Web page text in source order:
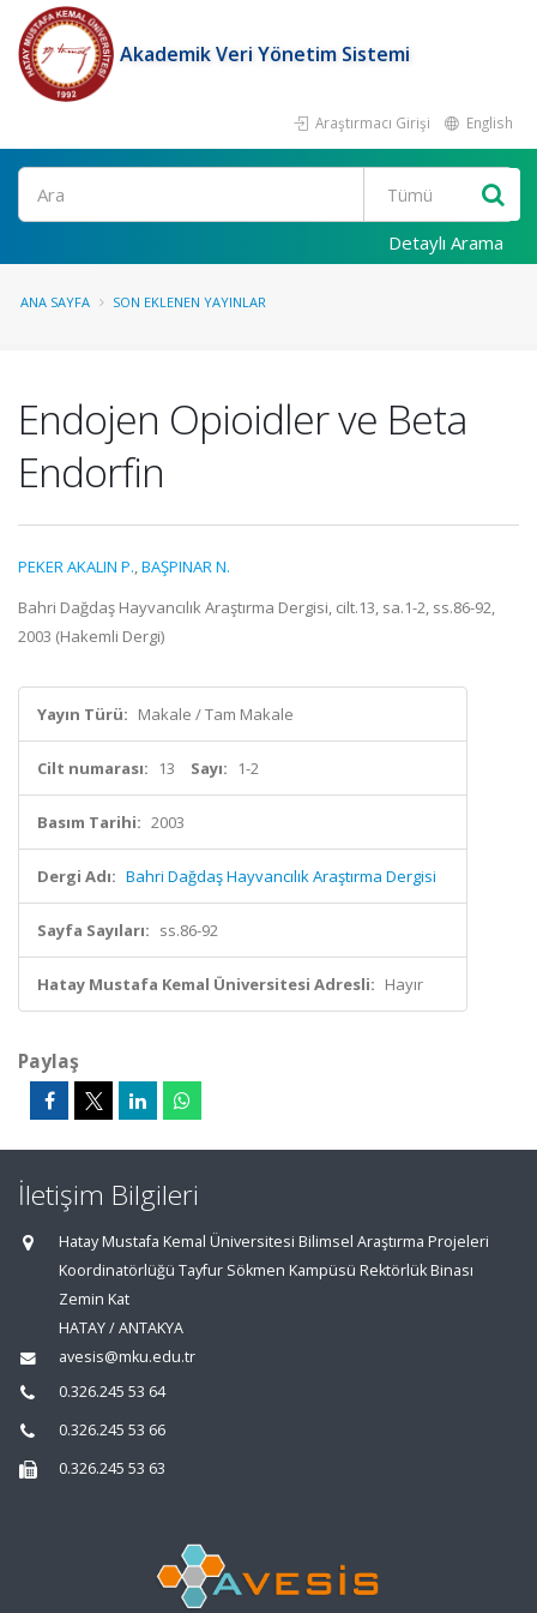
Akademik Veri Yönetim Sistemi
Araştırmacı Girişi English
Ara
Detaylı Arama
ANA SAYFA SON EKLENEN YAYINLAR
Endojen Opioidler ve Beta
Endorfin
PEKER AKALIN P.,BAŞPINAR N.
Bahri Dağdaş Hayvancılık Araştırma Dergisi, cilt.13, sa.1-2, ss.86-92,
2003 (Hakemli Dergi)
Yayın Türü: Makale / Tam Makale
Cilt numarası: 13 Sayı: 1-2
Basım Tarihi: 2003
Dergi Adı: Bahri Dağdaş Hayvancılık Araştırma Dergisi
Sayfa Sayıları: ss.86-92
Hatay Mustafa Kemal Üniversitesi Adresli: Hayır
Paylaş
İletişim Bilgileri
Hatay Mustafa Kemal Üniversitesi Bilimsel Araştırma Projeleri
Koordinatörlüğü Tayfur Sökmen Kampüsü Rektörlük Binası
Zemin Kat
HATAY / ANTAKYA
avesis@mku.edu.tr
0.326.245 53 64
0.326.245 53 66
0.326.245 53 63